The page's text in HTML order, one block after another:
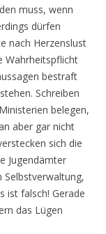
muss, wenn
dürfen
nach Herzenslust
Wahrheitspflicht
bestraft
Schreiben
belegen,
aber gar nicht
sich die
Jugendämter
Selbstverwaltung,
ist falsch! Gerade
das Lügen